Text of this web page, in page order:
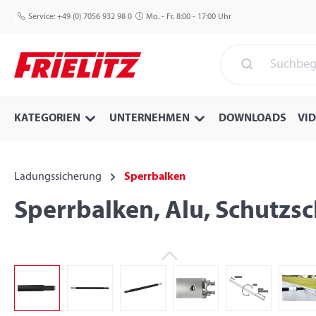
Hauptinhalt springen
Zur Suche springen
Zur Hauptnavigation springen
Service: +49 (0) 7056 932 98 0 Mo. - Fr. 8:00 - 17:00 Uhr
KATEGORIEN UNTERNEHMEN DOWNLOADS
Ladungssicherung Sperrbalken
Sperrbalken, Alu,